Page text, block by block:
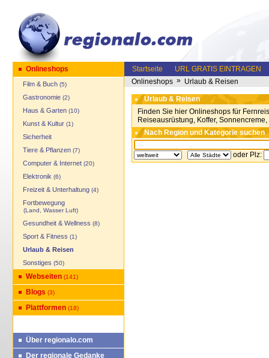
Onlineshops
Film & Buch (5)
Gastronomie (2)
Haus & Garten (10)
Kunst & Kultur (1)
Sicherheit
Tiere & Pflanzen (7)
Computer & Internet (20)
Elektronik (6)
Freizeit & Unterhaltung (4)
Fortbewegung
(Land, Wasser Luft)
Gesundheit & Wellness (8)
Sport & Fitness (1)
Urlaub & Reisen
Sonstiges (50)
Webseiten (141)
Blogs (3)
Plattformen (18)
Über regionalo.com
Der regionale Gedanke
Startseite
URL GRATIS EINTRAGEN
Onlineshops » Urlaub & Reisen
Urlaub & Reisen
Finden Sie hier Onlineshops für
Reiseausrüstung, Koffer,
Nach Region und Kategorie suchen
oder Plz: